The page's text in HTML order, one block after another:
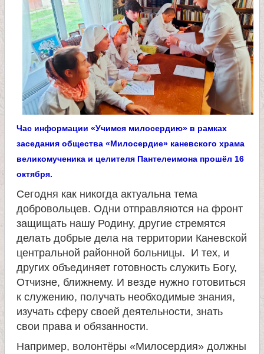
м
ч
е
н
и
к
Час информации «Учимся милосердию» в рамках
заседания общества «Милосердие» каневского храма
великомученика и целителя Пантелеимона прошёл 16
октября.
Сегодня как никогда актуальна тема
добровольцев. Одни отправляются на фронт
защищать нашу Родину, другие стремятся
делать добрые дела на территории Каневской
центральной районной больницы. И тех, и
других объединяет готовность служить Богу,
Отчизне, ближнему. И везде нужно готовиться
к служению, получать необходимые знания,
изучать сферу своей деятельности, знать
свои права и обязанности.
Например, волонтёры «Милосердия» должны